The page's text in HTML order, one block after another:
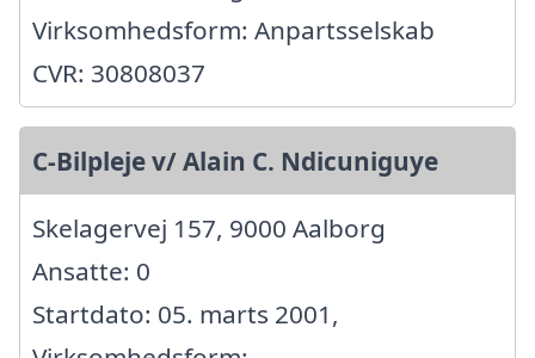
Virksomhedsform: Anpartsselskab
CVR: 30808037
C-Bilpleje v/ Alain C. Ndicuniguye
Skelagervej 157, 9000 Aalborg
Ansatte: 0
Startdato: 05. marts 2001,